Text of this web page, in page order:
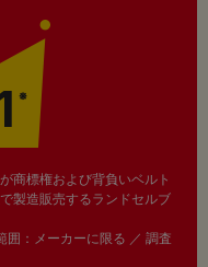
※
商標権および背負いベルト
製造販売するランドセルブ
：メーカーに限る ／ 調査